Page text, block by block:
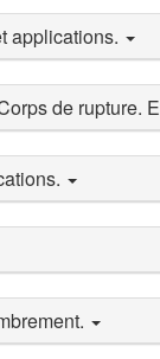
applications.
de rupture.